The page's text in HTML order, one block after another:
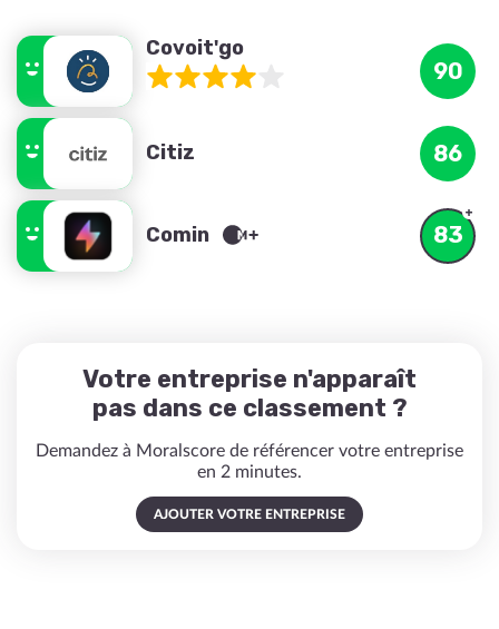
Covoit'go
90
Citiz 86
Comin 83
Votre entreprise n'apparaît
pas dans ce classement ?
Demandez à Moralscore de référencer votre entreprise
en 2 minutes.
AJOUTER VOTRE ENTREPRISE